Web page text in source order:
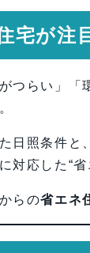
くり”
宅が注
つらい」「
照条件と
応した“省
らの省エネ